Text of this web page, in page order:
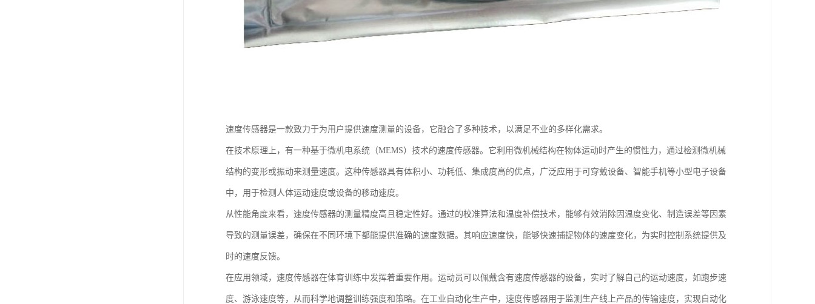
速度传感器是一款致力于为用户提供速度测量的设备，它融合了多种技术，以满足不业的多样化需求。
在技术原理上，有一种基于微机电系统（MEMS）技术的速度传感器。它利用微机械结构在物体运动时产生的惯性力，通过检测微机械
结构的变形或振动来测量速度。这种传感器具有体积小、功耗低、集成度高的优点，广泛应用于可穿戴设备、智能手机等小型电子设备
中，用于检测人体运动速度或设备的移动速度。
从性能角度来看，速度传感器的测量精度高且稳定性好。通过的校准算法和温度补偿技术，能够有效消除因温度变化、制造误差等因素
导致的测量误差，确保在不同环境下都能提供准确的速度数据。其响应速度快，能够快速捕捉物体的速度变化，为实时控制系统提供及
时的速度反馈。
在应用领域，速度传感器在体育训练中发挥着重要作用。运动员可以佩戴含有速度传感器的设备，实时了解自己的运动速度，如跑步速
度、游泳速度等，从而科学地调整训练强度和策略。在工业自动化生产中，速度传感器用于监测生产线上产品的传输速度，实现自动化